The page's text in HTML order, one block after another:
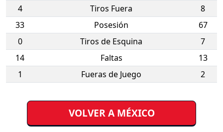
4
Tiros Fuera
8
33
Posesión
67
0
Tiros de Esquina
7
14
Faltas
13
1
Fueras de Juego 2
VOLVER A MÉXICO